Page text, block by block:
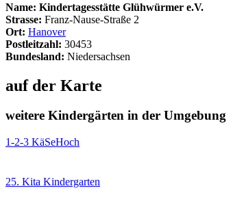
Name: Kindertagesstätte Glühwürmer e.V.
Strasse: Franz-Nause-Straße 2
Ort: Hanover
Postleitzahl: 30453
Bundesland: Niedersachsen
auf der Karte
weitere Kindergärten in der Umgebung
1-2-3 KäSeHoch
25. Kita Kindergarten